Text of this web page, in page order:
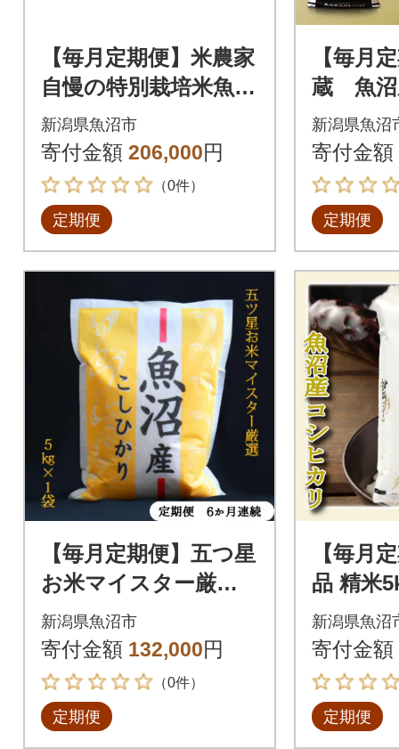
【毎月定期便】米農家
自慢の特別栽培米魚沼
産コシヒカリ 精米 5k
g×1袋全12回
新潟県魚沼市
寄付金額 206,000円
（0件）
定期便
【毎月
蔵 魚沼
り無洗
回
新潟県魚沼
寄付金額
定期便
【毎月定期便】五つ星
お米マイスター厳選
無洗米北魚沼産コシヒ
カリ5kg全6回
新潟県魚沼市
寄付金額 132,000円
（0件）
定期便
【毎月
品 精米
郷 魚沼
全6回
新潟県魚沼
寄付金額
定期便